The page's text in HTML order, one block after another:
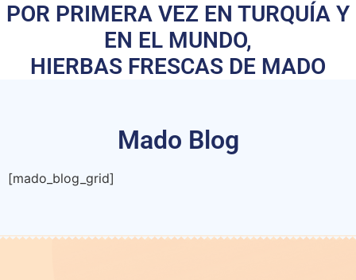
POR PRIMERA VEZ EN TURQUÍA Y
EN EL MUNDO,
HIERBAS FRESCAS DE MADO
Mado Blog
[mado_blog_grid]